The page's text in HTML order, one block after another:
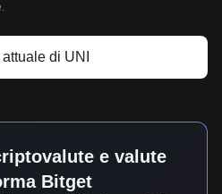
di UNI
e valute
Bitget